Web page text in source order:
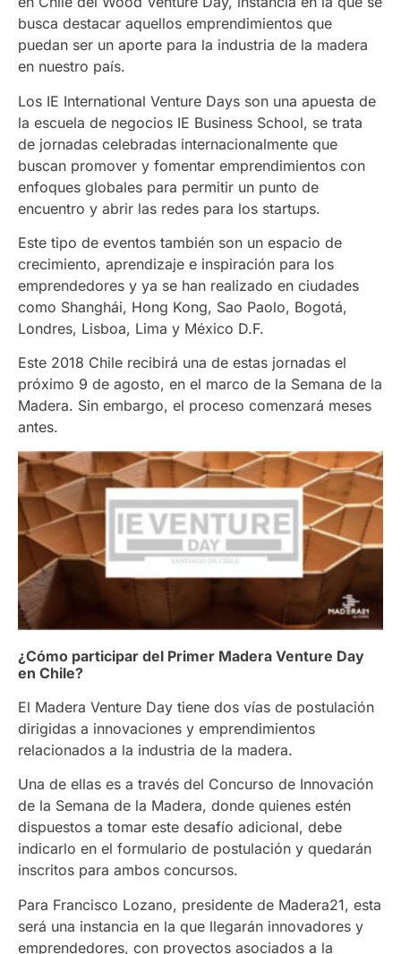
busca destacar aquellos emprendimientos que
puedan ser un aporte para la industria de la madera
en nuestro país.
Los IE International Venture Days son una apuesta de
la escuela de negocios IE Business School, se trata
de jornadas celebradas internacionalmente que
buscan promover y fomentar emprendimientos con
enfoques globales para permitir un punto de
encuentro y abrir las redes para los startups.
Este tipo de eventos también son un espacio de
crecimiento, aprendizaje e inspiración para los
emprendedores y ya se han realizado en ciudades
como Shanghái, Hong Kong, Sao Paolo, Bogotá,
Londres, Lisboa, Lima y México D.F.
Este 2018 Chile recibirá una de estas jornadas el
próximo 9 de agosto, en el marco de la Semana de la
Madera. Sin embargo, el proceso comenzará meses
antes.
¿Cómo participar del Primer Madera Venture Day
en Chile?
El Madera Venture Day tiene dos vías de postulación
dirigidas a innovaciones y emprendimientos
relacionados a la industria de la madera.
Una de ellas es a través del Concurso de Innovación
de la Semana de la Madera, donde quienes estén
dispuestos a tomar este desafío adicional, debe
indicarlo en el formulario de postulación y quedarán
inscritos para ambos concursos.
Para Francisco Lozano, presidente de Madera21, esta
será una instancia en la que llegarán innovadores y
emprendedores, con proyectos asociados a la